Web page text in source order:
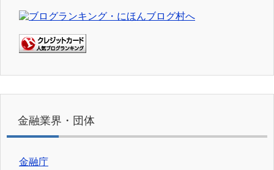
金融業界・団体
金融庁